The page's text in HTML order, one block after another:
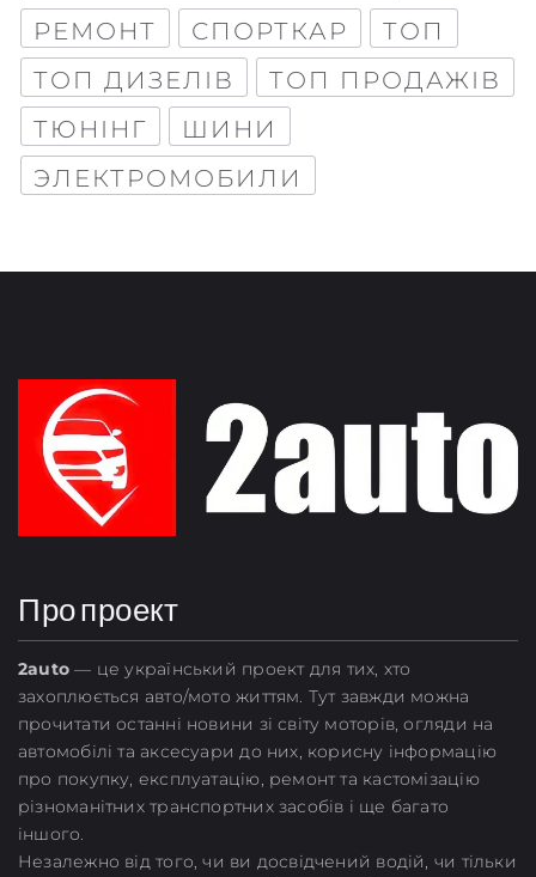
РЕМОНТ
СПОРТКАР
ТОП
ТОП ДИЗЕЛІВ
ТОП ПРОДАЖІВ
ТЮНІНГ
ШИНИ
ЭЛЕКТРОМОБИЛИ
Про проект
2auto — це український проект для тих, хто
захоплюється авто/мото життям. Тут завжди можна
прочитати останні новини зі світу моторів, огляди на
автомобілі та аксесуари до них, корисну інформацію
про покупку, експлуатацію, ремонт та кастомізацію
різноманітних транспортних засобів і ще багато
іншого.
Незалежно від того, чи ви досвідчений водій, чи тільки